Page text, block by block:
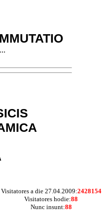
Visitatores a die 27.04.2009:2428154
Visitatores hodie:88
Nunc insunt:88